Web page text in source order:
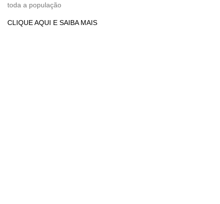
toda a população
CLIQUE AQUI E SAIBA MAIS